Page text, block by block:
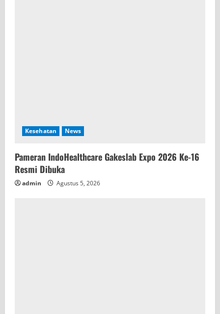
Kesehatan News
Pameran IndoHealthcare Gakeslab Expo 2026 Ke-16
Resmi Dibuka
admin Agustus 5, 2026